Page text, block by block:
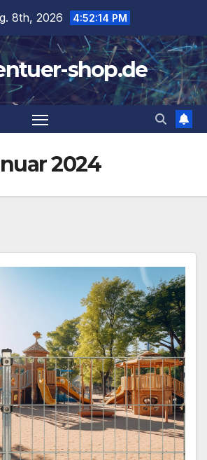
8th, 2026 4:52:14 PM
shop.de
2024